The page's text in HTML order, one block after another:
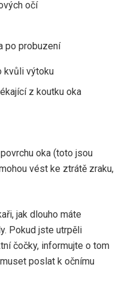
očí
po probuzení
kvůli výtoku
z koutku oka
oka (toto jsou
vést ke ztrátě zraku,
jak dlouho máte
Pokud jste utrpěli
čočky, informujte o tom
poslat k očnímu